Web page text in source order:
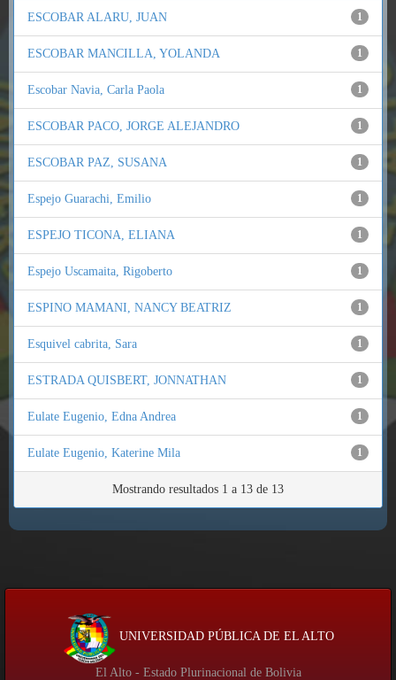
ESCOBAR ALARU, JUAN 1
ESCOBAR MANCILLA, YOLANDA 1
Escobar Navia, Carla Paola 1
ESCOBAR PACO, JORGE ALEJANDRO 1
ESCOBAR PAZ, SUSANA 1
Espejo Guarachi, Emilio 1
ESPEJO TICONA, ELIANA 1
Espejo Uscamaita, Rigoberto 1
ESPINO MAMANI, NANCY BEATRIZ 1
Esquivel cabrita, Sara 1
ESTRADA QUISBERT, JONNATHAN 1
Eulate Eugenio, Edna Andrea 1
Eulate Eugenio, Katerine Mila 1
Mostrando resultados 1 a 13 de 13
UNIVERSIDAD PÚBLICA DE EL ALTO
El Alto - Estado Plurinacional de Bolivia